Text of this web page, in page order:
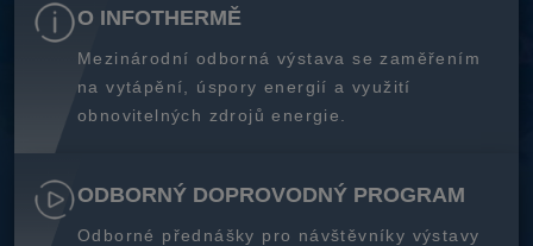
O INFOTHERMĚ
Mezinárodní odborná výstava se zaměřením
na vytápění, úspory energií a využití
obnovitelných zdrojů energie.
ODBORNÝ DOPROVODNÝ PROGRAM
Odborné přednášky pro návštěvníky výstavy